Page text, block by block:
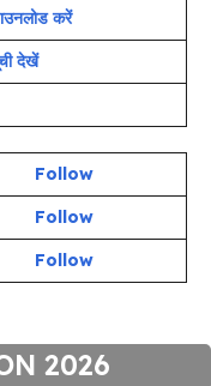
करें
देखें
Follow
Follow
Follow
2026